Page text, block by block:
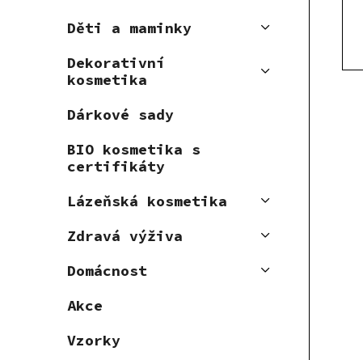
Děti a maminky
Dekorativní
kosmetika
Dárkové sady
BIO kosmetika s
certifikáty
Lázeňská kosmetika
Zdravá výživa
Domácnost
Akce
Vzorky
t
u